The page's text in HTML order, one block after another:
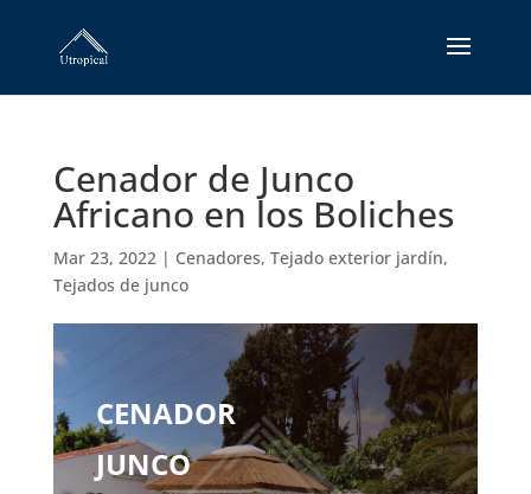
Cenador de Junco
Africano en los Boliches
Mar 23, 2022| Cenadores, Tejado exterior jardín,
Tejados de junco
CENADOR
JUNCO